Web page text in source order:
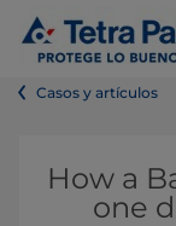
Casos y artículos
How a
one